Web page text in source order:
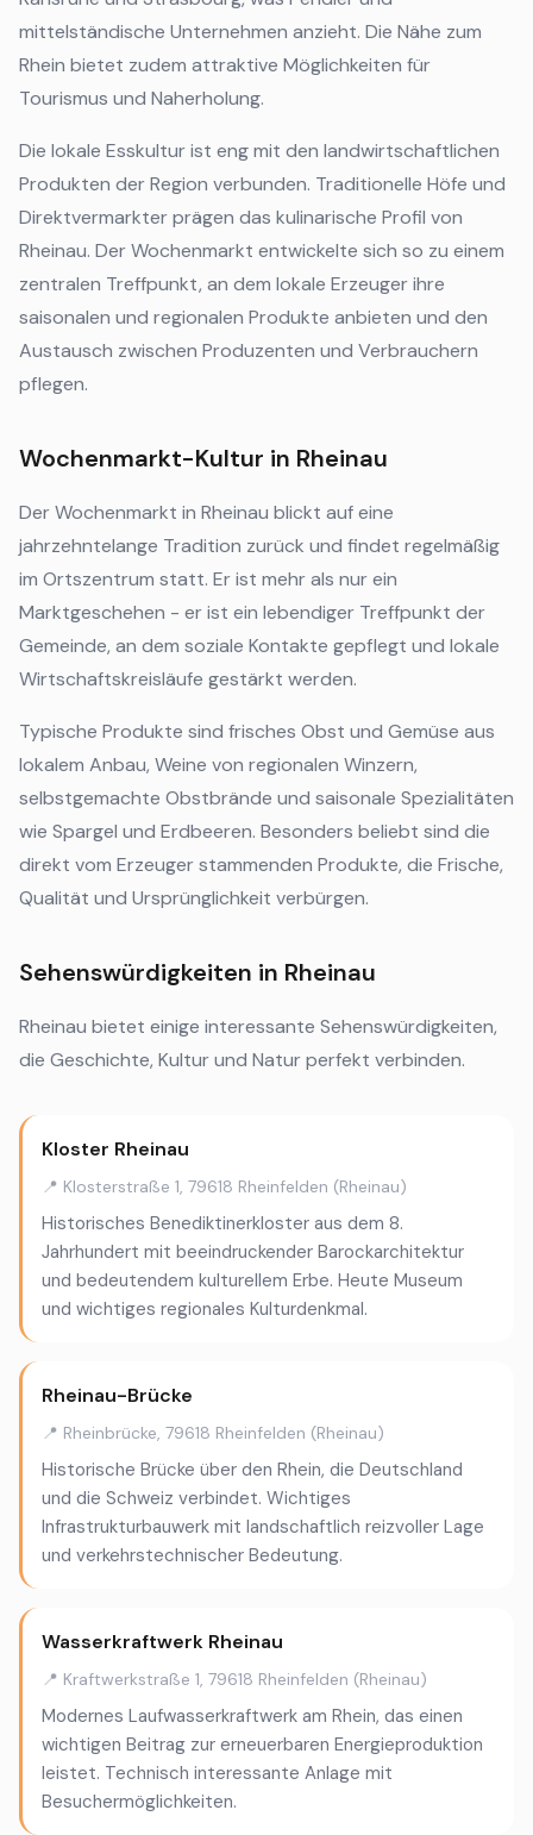
mittelständische Unternehmen anzieht. Die Nähe zum
Rhein bietet zudem attraktive Möglichkeiten für
Tourismus und Naherholung.
Die lokale Esskultur ist eng mit den landwirtschaftlichen
Produkten der Region verbunden. Traditionelle Höfe und
Direktvermarkter prägen das kulinarische Profil von
Rheinau. Der Wochenmarkt entwickelte sich so zu einem
zentralen Treffpunkt, an dem lokale Erzeuger ihre
saisonalen und regionalen Produkte anbieten und den
Austausch zwischen Produzenten und Verbrauchern
pflegen.
Wochenmarkt-Kultur in Rheinau
Der Wochenmarkt in Rheinau blickt auf eine
jahrzehntelange Tradition zurück und findet regelmäßig
im Ortszentrum statt. Er ist mehr als nur ein
Marktgeschehen - er ist ein lebendiger Treffpunkt der
Gemeinde, an dem soziale Kontakte gepflegt und lokale
Wirtschaftskreisläufe gestärkt werden.
Typische Produkte sind frisches Obst und Gemüse aus
lokalem Anbau, Weine von regionalen Winzern,
selbstgemachte Obstbrände und saisonale Spezialitäten
wie Spargel und Erdbeeren. Besonders beliebt sind die
direkt vom Erzeuger stammenden Produkte, die Frische,
Qualität und Ursprünglichkeit verbürgen.
Sehenswürdigkeiten in Rheinau
Rheinau bietet einige interessante Sehenswürdigkeiten,
die Geschichte, Kultur und Natur perfekt verbinden.
Kloster Rheinau
📍 Klosterstraße 1, 79618 Rheinfelden (Rheinau)
Historisches Benediktinerkloster aus dem 8.
Jahrhundert mit beeindruckender Barockarchitektur
und bedeutendem kulturellem Erbe. Heute Museum
und wichtiges regionales Kulturdenkmal.
Rheinau-Brücke
📍 Rheinbrücke, 79618 Rheinfelden (Rheinau)
Historische Brücke über den Rhein, die Deutschland
und die Schweiz verbindet. Wichtiges
Infrastrukturbauwerk mit landschaftlich reizvoller Lage
und verkehrstechnischer Bedeutung.
Wasserkraftwerk Rheinau
📍 Kraftwerkstraße 1, 79618 Rheinfelden (Rheinau)
Modernes Laufwasserkraftwerk am Rhein, das einen
wichtigen Beitrag zur erneuerbaren Energieproduktion
leistet. Technisch interessante Anlage mit
Besuchermöglichkeiten.